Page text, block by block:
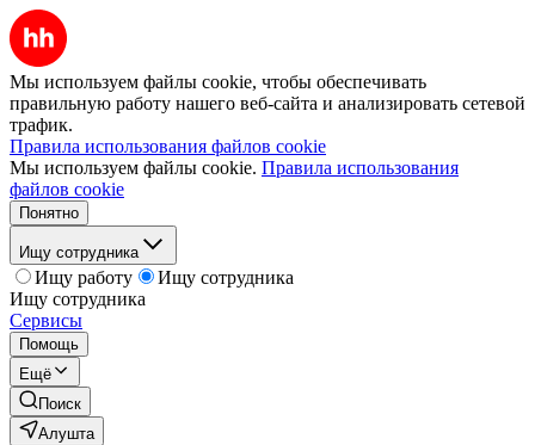
Мы используем файлы cookie, чтобы обеспечивать
правильную работу нашего веб-сайта и анализировать сетевой
трафик.
Правила использования файлов cookie
Мы используем файлы cookie. Правила использования
файлов cookie
Понятно
Ищу сотрудника
Ищу работу
Ищу сотрудника
Ищу сотрудника
Сервисы
Помощь
Ещё
Поиск
Алушта